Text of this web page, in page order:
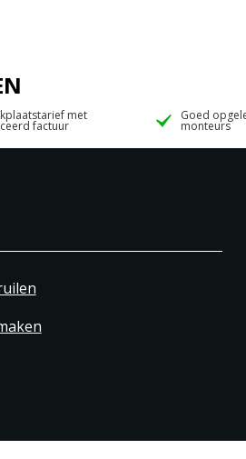
met
factuur
Goed
monteurs